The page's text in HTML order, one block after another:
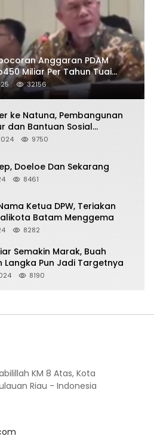
Anggaran PDAM
Miliar Per Tahun Tuai
32156
ke Natuna, Pembangunan
dan Bantuan Sosial
Hingga Pulau Tiga
9750
Doeloe Dan Sekarang
8461
Ketua DPW, Teriakan
Batam Menggema
8282
Semakin Marak, Buah
Langka Pun Jadi Targetnya
8190
KM 8 Atas, Kota
Riau - Indonesia